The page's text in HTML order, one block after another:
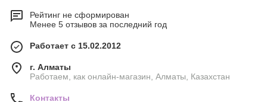
Рейтинг не сформирован
Менее 5 отзывов за последний год
Работает с 15.02.2012
г. Алматы
Работаем, как онлайн-магазин, Алматы, Казахстан
Контакты